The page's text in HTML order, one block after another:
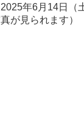
年6月14日（
が見られます）